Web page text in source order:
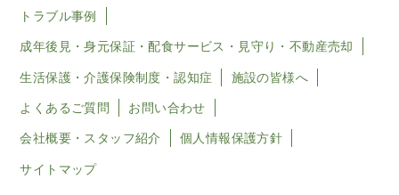
トラブル事例
成年後見・身元保証・配食サービス・見守り・不動産売却
生活保護・介護保険制度・認知症 施設の皆様へ
よくあるご質問 お問い合わせ
会社概要・スタッフ紹介 個人情報保護方針
サイトマップ